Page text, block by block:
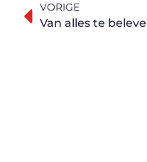
VORIGE
Van alles te